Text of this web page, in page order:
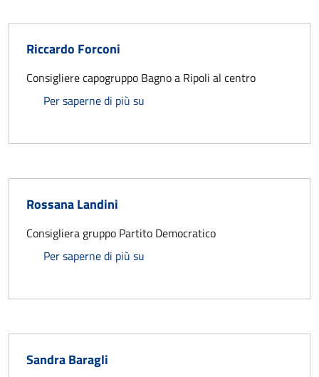
Riccardo Forconi
Consigliere capogruppo Bagno a Ripoli al centro
Per saperne di più su
Rossana Landini
Consigliera gruppo Partito Democratico
Per saperne di più su
Sandra Baragli